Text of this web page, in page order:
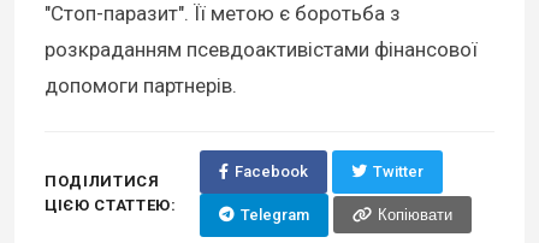
"Стоп-паразит". Її метою є боротьба з
розкраданням псевдоактивістами фінансової
допомоги партнерів.
ПОДІЛИТИСЯ
ЦІЄЮ СТАТТЕЮ:
Facebook Twitter
Telegram Копіювати